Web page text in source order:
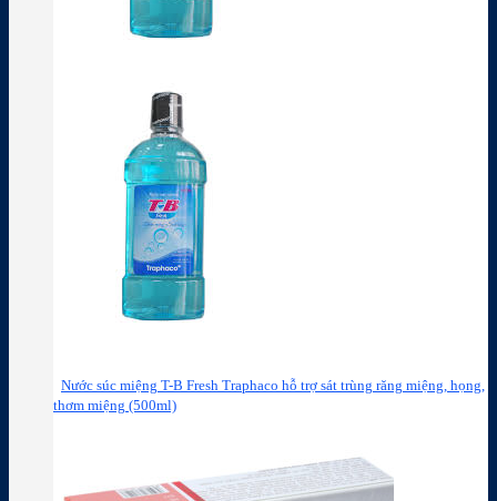
Nước súc miệng T-B Fresh Traphaco hỗ trợ sát trùng răng miệng, họng,
thơm miệng (500ml)